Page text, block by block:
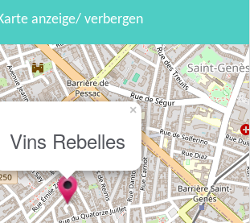
anzeige/ verbergen
Vins Rebelles
×